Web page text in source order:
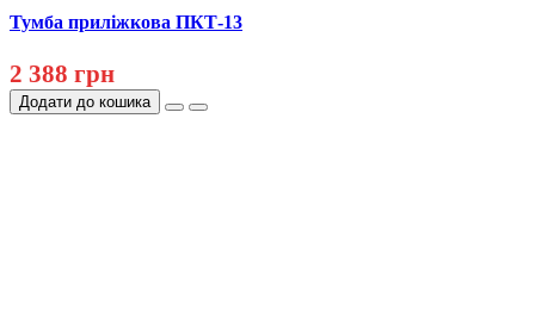
Тумба приліжкова ПКТ-13
2 388 грн
Додати до кошика